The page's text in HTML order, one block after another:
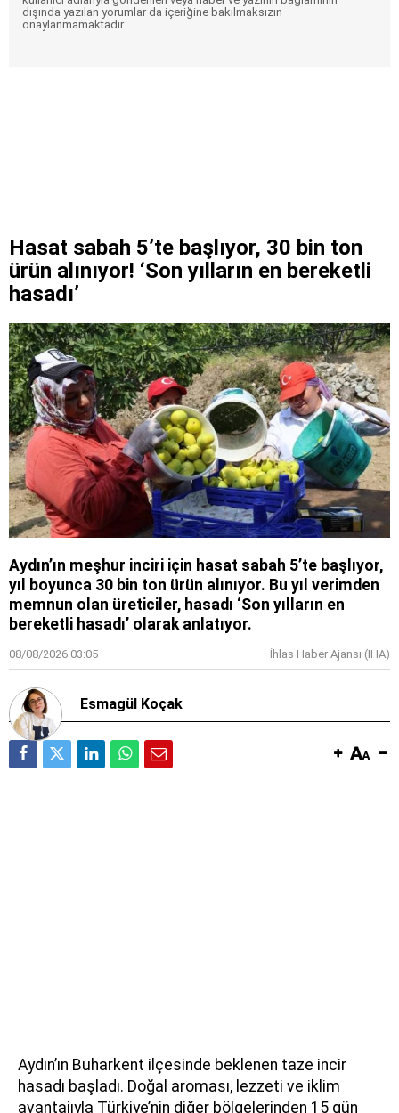
dışında yazılan yorumlar da içeriğine bakılmaksızın
onaylanmamaktadır.
Hasat sabah 5’te başlıyor, 30 bin ton
ürün alınıyor! ‘Son yılların en bereketli
hasadı’
Aydın’ın meşhur inciri için hasat sabah 5’te başlıyor,
yıl boyunca 30 bin ton ürün alınıyor. Bu yıl verimden
memnun olan üreticiler, hasadı ‘Son yılların en
bereketli hasadı’ olarak anlatıyor.
08/08/2026 03:05 İhlas Haber Ajansı (IHA)
Esmagül Koçak
Aydın’ın Buharkent ilçesinde beklenen taze incir
hasadı başladı. Doğal aroması, lezzeti ve iklim
avantajıyla Türkiye’nin diğer bölgelerinden 15 gün